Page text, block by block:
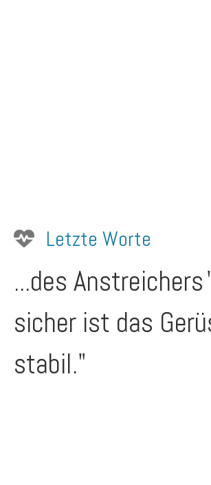
Letzte Worte
...des Anstreichers
sicher ist das
stabil."